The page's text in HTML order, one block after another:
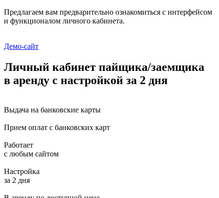
Предлагаем вам предварительно ознакомиться с интерфейсом
и функционалом личного кабинета.
Демо-сайт
Личный кабинет пайщика/заемщика
в аренду с настройкой за 2 дня
Выдача на банковские карты
Прием оплат с банковских карт
Работает
с любым сайтом
Настройка
за 2 дня